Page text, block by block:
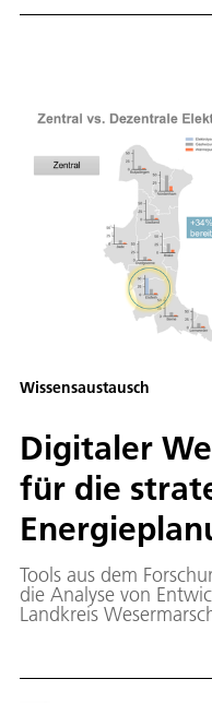
Wissensaustausch
Digitaler
für die
Tools aus dem
die Analyse von
Landkreis